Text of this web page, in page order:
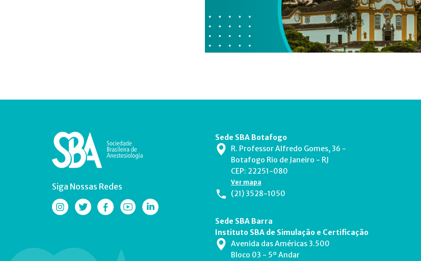
Siga Nossas Redes
Sede SBA Botafogo
R. Professor Alfredo Gomes, 36 -
Botafogo Rio de Janeiro - RJ
CEP: 22251-080
Ver mapa
(21) 3528-1050
Sede SBA Barra
Instituto SBA de Simulação e Certificação
Avenida das Américas 3.500
Bloco 03 - 5º Andar